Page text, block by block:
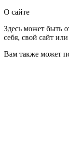
О сайте
Здесь может быть
себя, свой сайт
Вам также может